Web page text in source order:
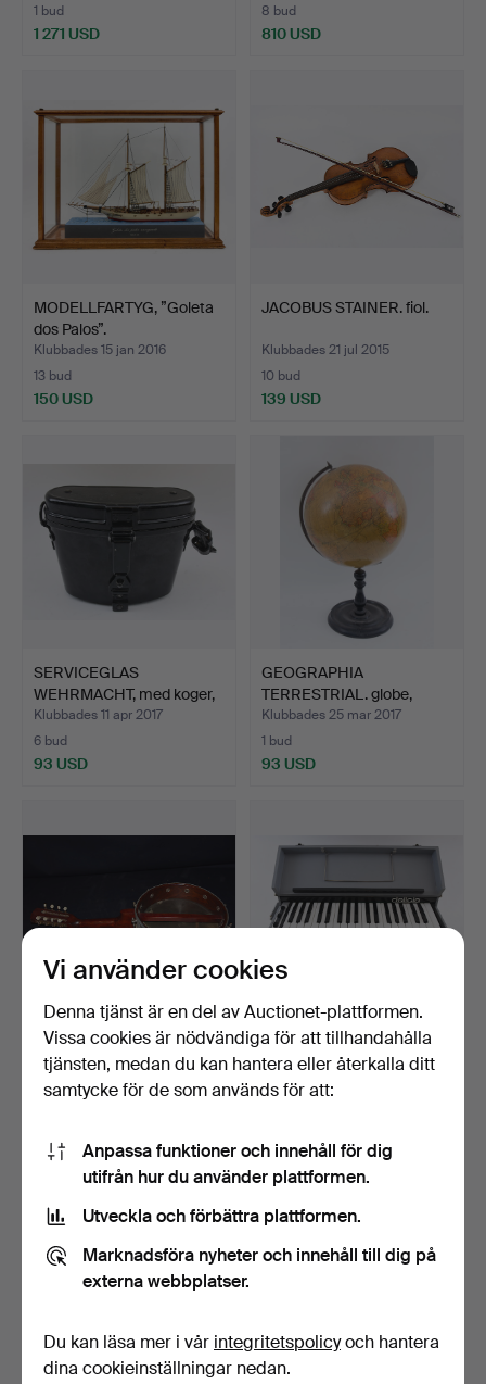
1 bud
1 271 USD
8 bud
810 USD
MODELLFARTYG, ”Goleta
dos Palos”.
Klubbades 15 jan 2016
13 bud
150 USD
JACOBUS STAINER. fiol.
Klubbades 21 jul 2015
10 bud
139 USD
SERVICEGLAS
WEHRMACHT, med koger,
Tredje r…
Klubbades 11 apr 2017
6 bud
93 USD
GEOGRAPHIA
TERRESTRIAL. globe,
1900-talets…
Klubbades 25 mar 2017
1 bud
93 USD
BANJO.
Klubbades 14 dec 2015
DELICIA. Harmonium,
Tyskland 1900-talets s…
Klubbades 6 aug 2017
Vi använder cookies
Denna tjänst är en del av Auctionet-plattformen.
Vissa cookies är nödvändiga för att tillhandahålla
tjänsten, medan du kan hantera eller återkalla ditt
samtycke för de som används för att:
Anpassa funktioner och innehåll för dig
utifrån hur du använder plattformen.
Utveckla och förbättra plattformen.
Marknadsföra nyheter och innehåll till dig på
externa webbplatser.
Du kan läsa mer i vår integritetspolicyoch hantera
dina cookieinställningar nedan.